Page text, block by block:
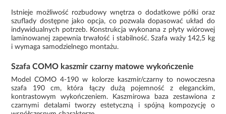
Istnieje możliwość rozbudowy wnętrza o dodatkowe półki oraz
szuflady dostępne jako opcja, co pozwala dopasować układ do
indywidualnych potrzeb. Konstrukcja wykonana z płyty wiórowej
laminowanej zapewnia trwałość i stabilność. Szafa waży 142,5 kg
i wymaga samodzielnego montażu.
Szafa COMO kaszmir czarny matowe wykończenie
Model COMO 4-190 w kolorze kaszmir/czarny to nowoczesna
szafa 190 cm, która łączy dużą pojemność z eleganckim,
kontrastowym wykończeniem. Kaszmirowa baza zestawiona z
czarnymi detalami tworzy estetyczną i spójną kompozycję o